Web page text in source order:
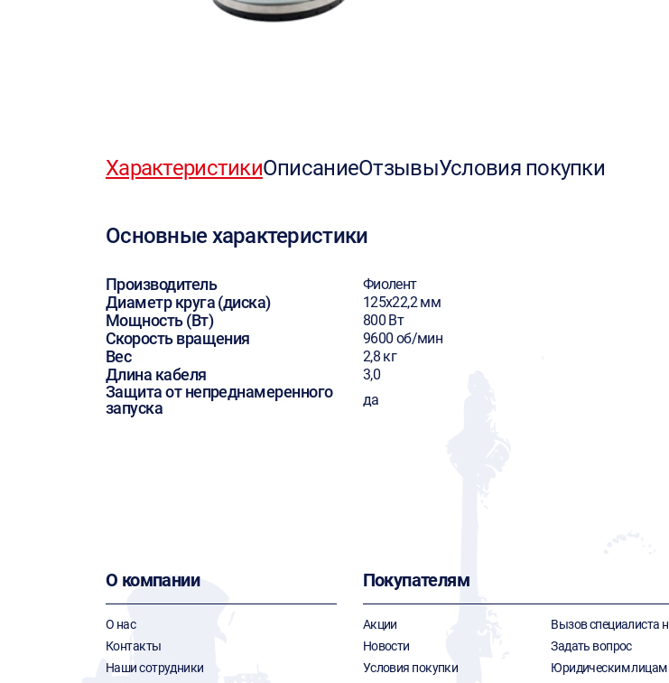
ХарактеристикиОписаниеОтзывыУсловия покупки
Основные характеристики
Производитель Фиолент
Диаметр круга (диска) 125х22,2 мм
Мощность (Вт) 800 Вт
Скорость вращения 9600 об/мин
Вес 2,8 кг
Длина кабеля 3,0
Защита от непреднамеренного
запуска
да
О компании
О нас
Контакты
Наши сотрудники
Покупателям
Акции
Новости
Условия покупки
Вызов специалиста
Задать вопрос
Юридическим лицам